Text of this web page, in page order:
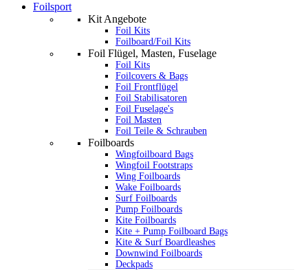
Foilsport
Kit Angebote
Foil Kits
Foilboard/Foil Kits
Foil Flügel, Masten, Fuselage
Foil Kits
Foilcovers & Bags
Foil Frontflügel
Foil Stabilisatoren
Foil Fuselage's
Foil Masten
Foil Teile & Schrauben
Foilboards
Wingfoilboard Bags
Wingfoil Footstraps
Wing Foilboards
Wake Foilboards
Surf Foilboards
Pump Foilboards
Kite Foilboards
Kite + Pump Foilboard Bags
Kite & Surf Boardleashes
Downwind Foilboards
Deckpads